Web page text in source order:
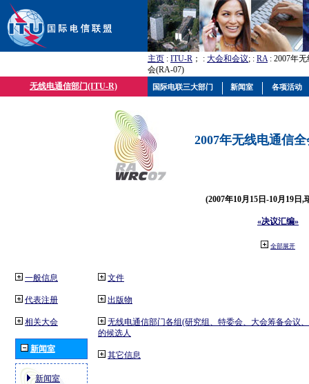
主页 : ITU-R ； : 大会和会议; : RA: 2007年
会(RA-07)
无线电通信部门(ITU-R)
2007年无线电通信
(2007年10月15日-10月19日,
«决议汇编»
全部展开
一般信息
代表注册
相关大会
新闻室
新闻室
文件
出版物
无线电通信部门各组(研究组、特委会、大会筹备会议
的候选人
其它信息
国际电联三大部门 新闻室 各项活动